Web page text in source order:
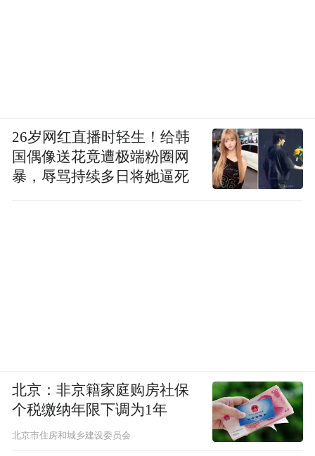
26岁网红直播时轻生！给韩
国偶像送花竟遭极端粉圈网
暴，辱骂持续多日将她逼死
北京：非京籍家庭购房社保
个税缴纳年限下调为1年
北京市住房和城乡建设委员会